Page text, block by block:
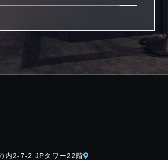
内2-7-2 JPタワー22階